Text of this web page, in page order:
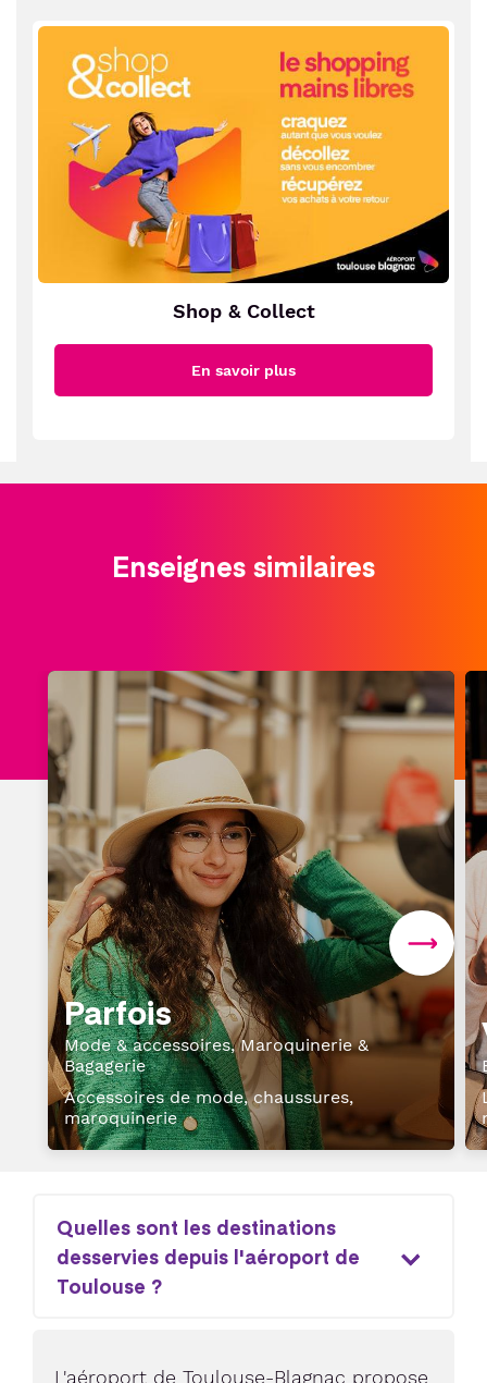
Shop & Collect
En savoir plus
Enseignes similaires
Parfois
Mode & accessoires, Maroquinerie &
Bagagerie
Accessoires de mode, chaussures,
maroquinerie
Quelles sont les destinations
desservies depuis l'aéroport de
Toulouse ?
L'aéroport de Toulouse-Blagnac propose